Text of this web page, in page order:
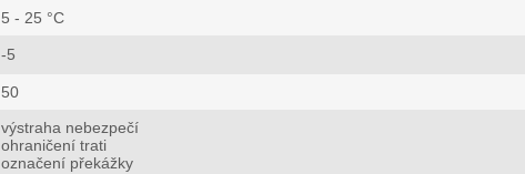
5 - 25 °C
-5
50
výstraha nebezpečí
ohraničení trati
označení překážky